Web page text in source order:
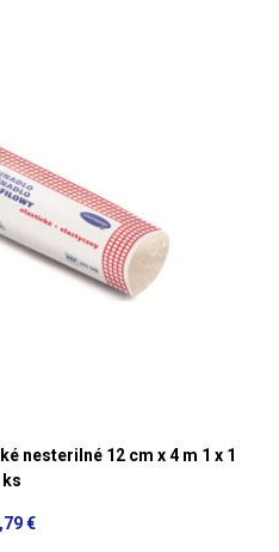
nesterilné 12 cm x 4 m 1 x 1
ks
€